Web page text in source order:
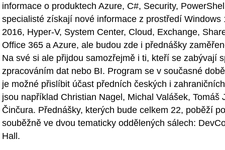
informace o produktech Azure, C#, Security,
specialisté získají nové informace z prostředí Windows
2016, Hyper-V, System Center, Cloud, Exchange,
Office 365 a Azure, ale budou zde i přednášky
Na své si ale přijdou samozřejmě i ti, kteří se zabývají
zpracováním dat nebo BI. Program se v současné
je možné přislíbit účast předních českých i
jsou například Christian Nagel, Michal Valášek, Tomáš
Činčura. Přednášky, kterých bude celkem 22, poběží
souběžně ve dvou tematicky oddělených sálech:
Hall.